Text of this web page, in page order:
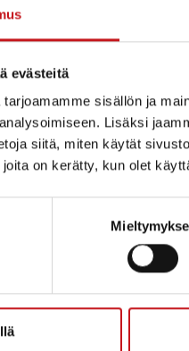
evästeitä
sisällön ja
Lisäksi
siitä, miten käytät
on kerätty, kun olet